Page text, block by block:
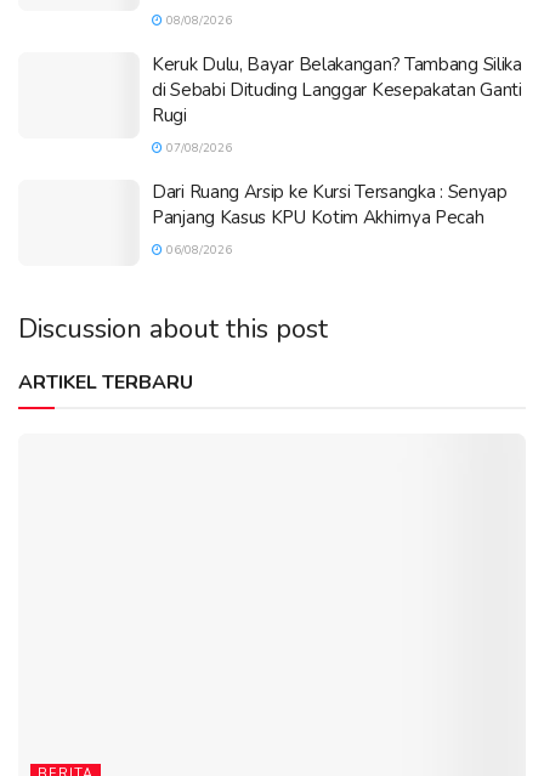
08/08/2026
Keruk Dulu, Bayar Belakangan? Tambang Silika
di Sebabi Dituding Langgar Kesepakatan Ganti
Rugi
07/08/2026
Dari Ruang Arsip ke Kursi Tersangka : Senyap
Panjang Kasus KPU Kotim Akhirnya Pecah
06/08/2026
Discussion about this post
ARTIKEL TERBARU